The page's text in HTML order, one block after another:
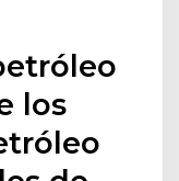
los